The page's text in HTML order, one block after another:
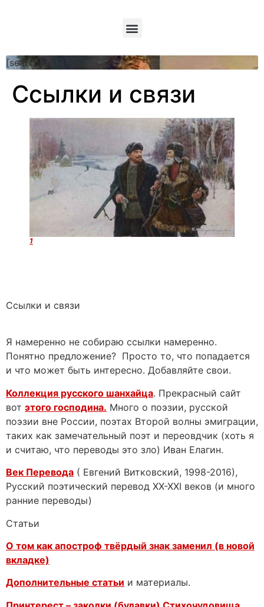
[searchform]
Ссылки и связи
1
Ссылки и связи
Я намеренно не собираю ссылки намеренно.
Понятно предложение? Просто то, что попадается
и что может быть интересно. Добавляйте свои.
Коллекция русского шанхайца. Прекрасный сайт
вот этого господина. Много о поэзии, русской
поэзии вне России, поэтах Второй волны эмиграции,
таких как замечательный поэт и переовдчик (хоть я
и считаю, что переводы это зло) Иван Елагин.
Век Перевода ( Евгений Витковский, 1998-2016),
Русский поэтический перевод XX-XXI веков (и много
ранние переводы)
Статьи
О том как апостроф твёрдый знак заменил (в новой
вкладке)
Дополнительные статьи и материалы.